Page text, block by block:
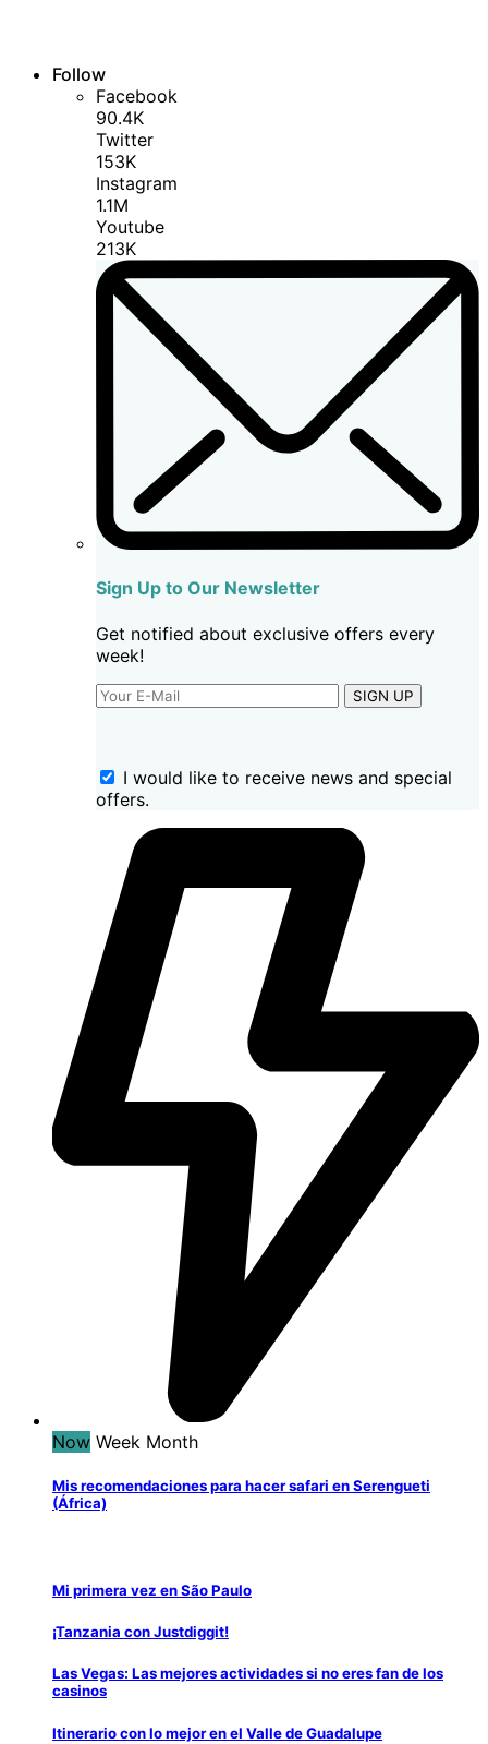
Follow
Facebook
90.4K
Twitter
153K
Instagram
1.1M
Youtube
213K
Sign Up to Our Newsletter
Get notified about exclusive offers every
week!
SIGN UP
I would like to receive news and special
offers.
Now Week Month
Mis recomendaciones para hacer safari en Serengueti
(África)
Mi primera vez en São Paulo
¡Tanzania con Justdiggit!
Las Vegas: Las mejores actividades si no eres fan de los
casinos
Itinerario con lo mejor en el Valle de Guadalupe